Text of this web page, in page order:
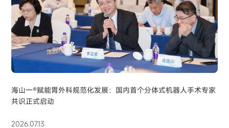
海山一®赋能胃外科规范化发展：国内首个分体式机器人手术专家
共识正式启动
2026.07.13